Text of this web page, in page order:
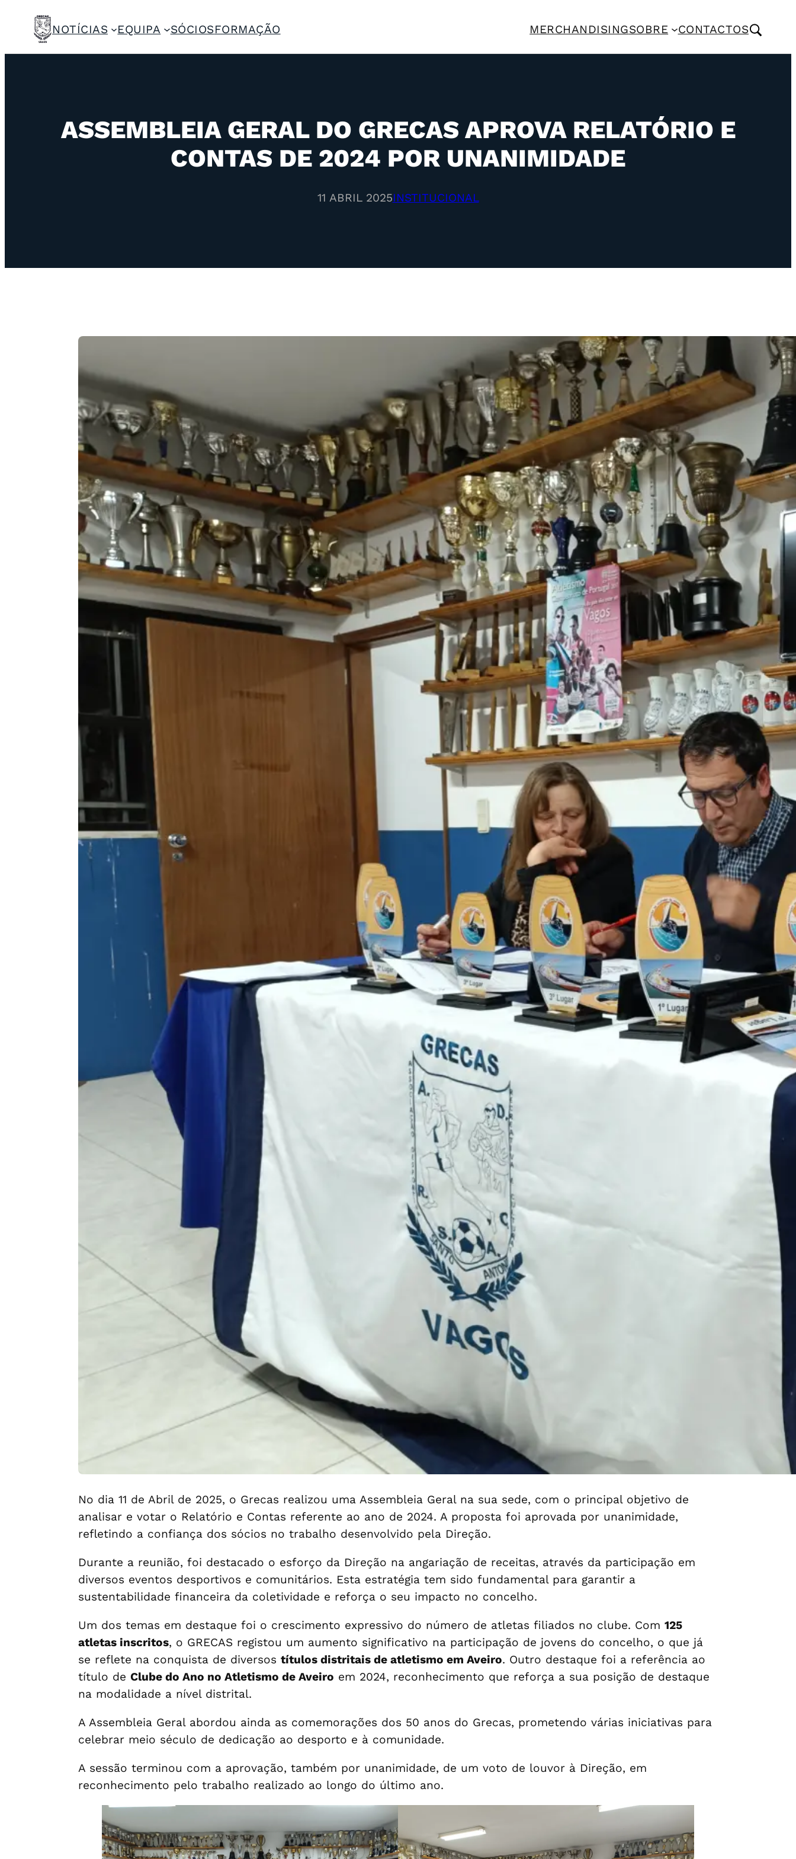
NOTÍCIAS EQUIPA SÓCIOSFORMAÇÃO MERCHANDISINGSOBRE CONTACTOS
ASSEMBLEIA GERAL DO GRECAS APROVA RELATÓRIO E
CONTAS DE 2024 POR UNANIMIDADE
11 ABRIL 2025INSTITUCIONAL
No dia 11 de Abril de 2025, o Grecas realizou uma Assembleia Geral na sua sede, com o principal objetivo de
analisar e votar o Relatório e Contas referente ao ano de 2024. A proposta foi aprovada por unanimidade,
refletindo a confiança dos sócios no trabalho desenvolvido pela Direção.
Durante a reunião, foi destacado o esforço da Direção na angariação de receitas, através da participação em
diversos eventos desportivos e comunitários. Esta estratégia tem sido fundamental para garantir a
sustentabilidade financeira da coletividade e reforça o seu impacto no concelho.
Um dos temas em destaque foi o crescimento expressivo do número de atletas filiados no clube. Com 125
atletas inscritos, o GRECAS registou um aumento significativo na participação de jovens do concelho, o que já
se reflete na conquista de diversos títulos distritais de atletismo em Aveiro. Outro destaque foi a referência ao
título de Clube do Ano no Atletismo de Aveiro em 2024, reconhecimento que reforça a sua posição de destaque
na modalidade a nível distrital.
A Assembleia Geral abordou ainda as comemorações dos 50 anos do Grecas, prometendo várias iniciativas para
celebrar meio século de dedicação ao desporto e à comunidade.
A sessão terminou com a aprovação, também por unanimidade, de um voto de louvor à Direção, em
reconhecimento pelo trabalho realizado ao longo do último ano.